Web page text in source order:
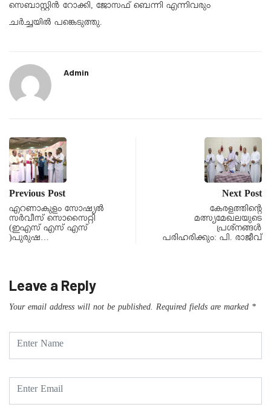
സെബാസ്റ്റിൻ റോക്കി, ജോസഫ് ബെന്നി എന്നിവരും
ചർച്ചയിൽ പങ്കെടുത്തു.
Admin
Previous Post
എറണാകുളം സോഷ്യൽ
സർവീസ് സൊസൈറ്റി
(ഇഎസ് എസ് എസ്
)പുരുഷ…
Next Post
കേരളത്തിൻ്റെ
മത്സ്യമേഖലയുടെ
പ്രശ്നങ്ങൾ
പരിഹരിക്കും: പി. രാജീവ്
Leave a Reply
Your email address will not be published. Required fields are marked *